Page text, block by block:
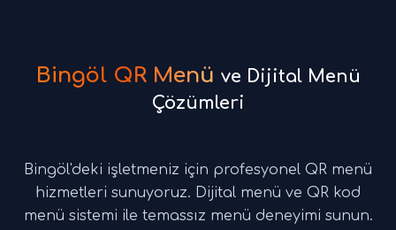
Bingöl QR Menü ve Dijital Menü
Çözümleri
Bingöl'deki işletmeniz için profesyonel QR menü
hizmetleri sunuyoruz. Dijital menü ve QR kod
menü sistemi ile temassız menü deneyimi sunun.